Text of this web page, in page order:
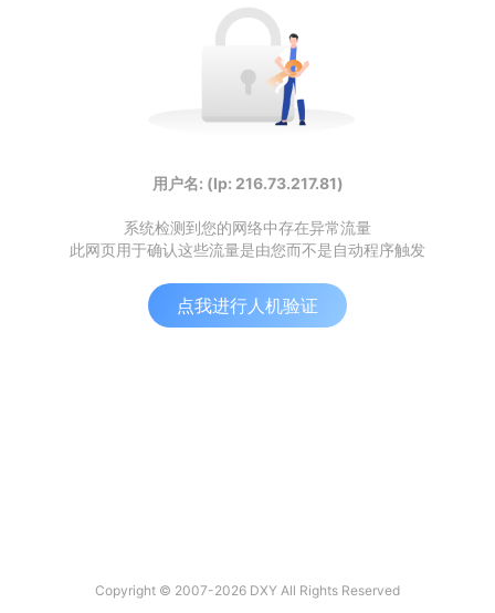
用户名: (Ip: 216.73.217.81)
系统检测到您的网络中存在异常流量
此网页用于确认这些流量是由您而不是自动程序触发
点我进行人机验证
Copyright © 2007-2026 DXY All Rights Reserved